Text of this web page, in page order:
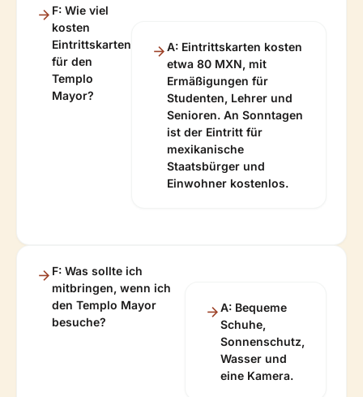
F: Wie viel
kosten
Eintrittskarten
für den
Templo
Mayor?
A: Eintrittskarten kosten
etwa 80 MXN, mit
Ermäßigungen für
Studenten, Lehrer und
Senioren. An Sonntagen
ist der Eintritt für
mexikanische
Staatsbürger und
Einwohner kostenlos.
F: Was sollte ich
mitbringen, wenn ich
den Templo Mayor
besuche?
A: Bequeme
Schuhe,
Sonnenschutz,
Wasser und
eine Kamera.